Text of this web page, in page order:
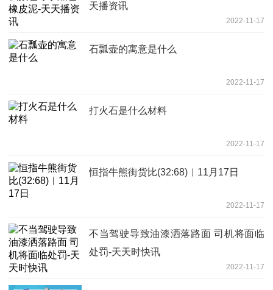
天播资讯
2022-11-17
石瓢壶的寓意是什么
2022-11-17
打火石是什么材料
2022-11-17
恒指牛熊街货比(32:68)︱11月17日
2022-11-17
不当驾驶导致油漆洒落路面 司机将面临
处罚-天天时快讯
2022-11-17